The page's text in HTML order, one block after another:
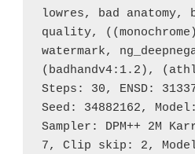
lowres, bad anatomy,
quality,
watermark,
(badhandv4:1.2),
Steps: 30, ENSD:
Seed: 34882162,
Sampler: DPM++ 2M
7, Clip skip: 2,